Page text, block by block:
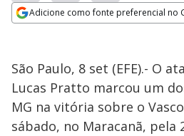
Adicione como fonte preferencial no
São Paulo, 8 set (EFE).- O
Lucas Pratto marcou um
MG na vitória sobre o
sábado, no Maracanã, pela